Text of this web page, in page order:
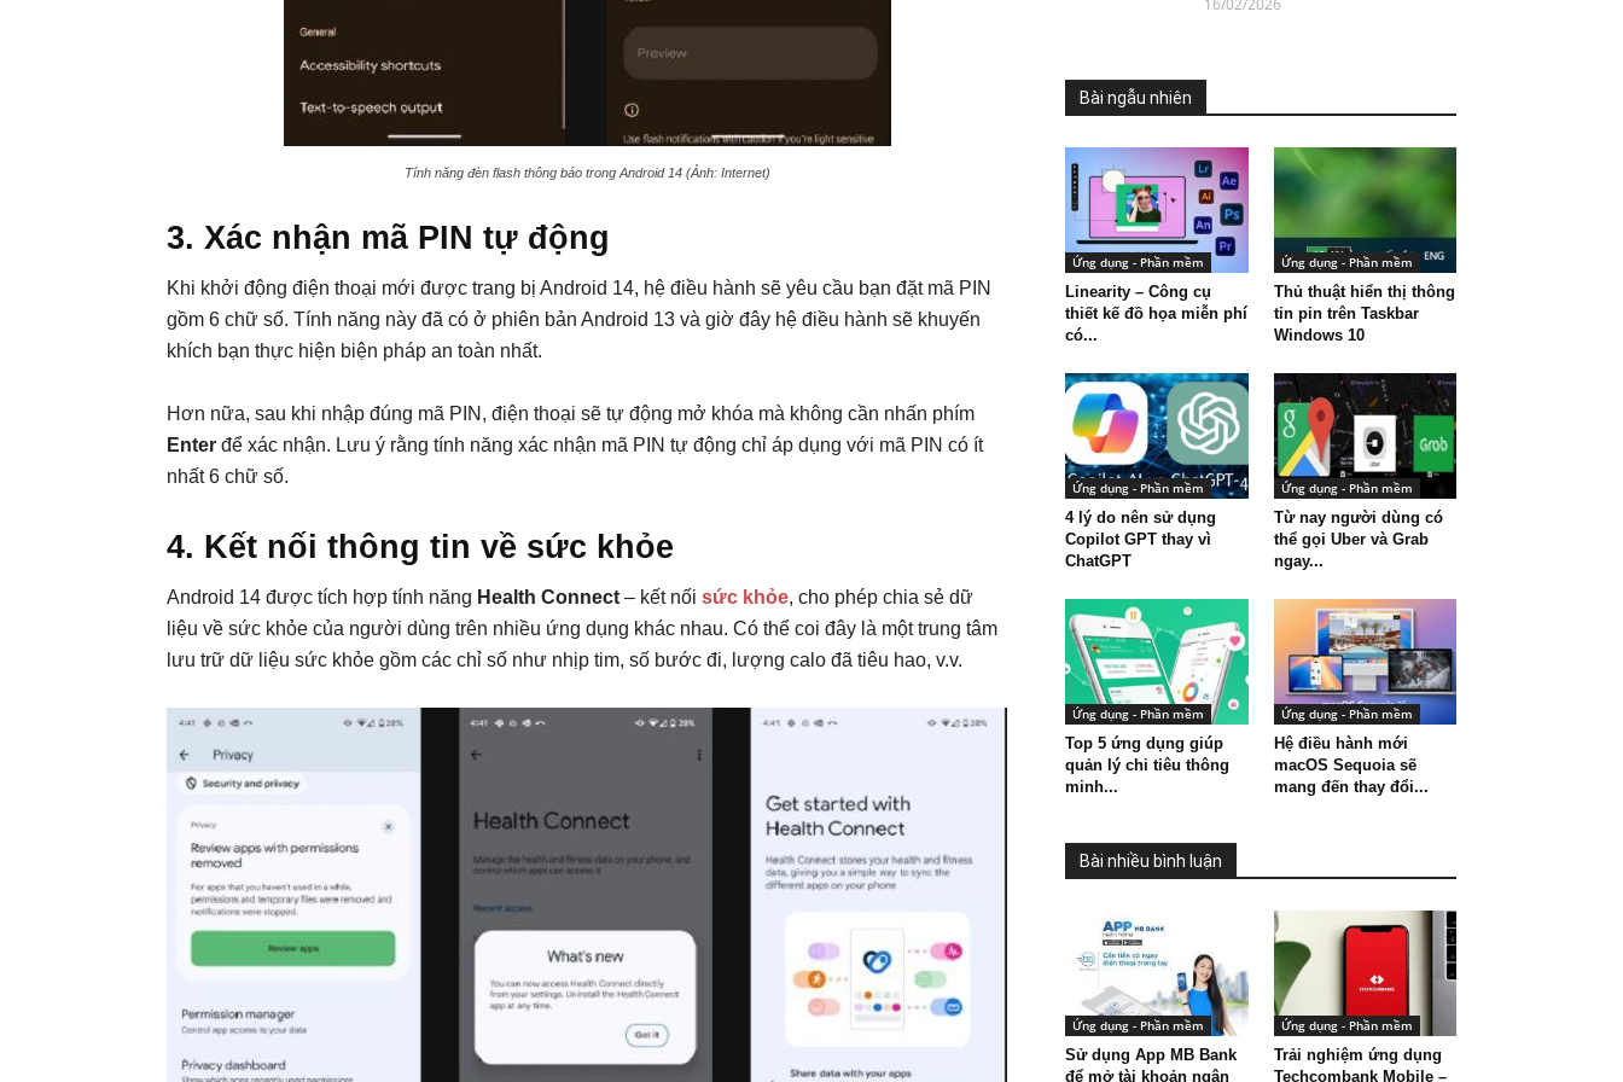
Tính năng đèn flash thông báo trong Android 14 (Ảnh: Internet)
3. Xác nhận mã PIN tự động
Khi khởi động điện thoại mới được trang bị Android 14, hệ điều hành sẽ yêu cầu bạn đặt mã PIN
gồm 6 chữ số. Tính năng này đã có ở phiên bản Android 13 và giờ đây hệ điều hành sẽ khuyến
khích bạn thực hiện biện pháp an toàn nhất.
Hơn nữa, sau khi nhập đúng mã PIN, điện thoại sẽ tự động mở khóa mà không cần nhấn phím
Enter để xác nhận. Lưu ý rằng tính năng xác nhận mã PIN tự động chỉ áp dụng với mã PIN có ít
nhất 6 chữ số.
4. Kết nối thông tin về sức khỏe
Android 14 được tích hợp tính năng Health Connect – kết nối sức khỏe, cho phép chia sẻ dữ
liệu về sức khỏe của người dùng trên nhiều ứng dụng khác nhau. Có thể coi đây là một trung tâm
lưu trữ dữ liệu sức khỏe gồm các chỉ số như nhịp tim, số bước đi, lượng calo đã tiêu hao, v.v.
16/02/2026
Bài ngẫu nhiên
Ứng dụng - Phần mềm
Linearity – Công cụ
thiết kế đồ họa miễn phí
có...
Ứng dụng - Phần mềm
Thủ thuật hiển thị thông
tin pin trên Taskbar
Windows 10
Ứng dụng - Phần mềm
4 lý do nên sử dụng
Copilot GPT thay vì
ChatGPT
Ứng dụng - Phần mềm
Từ nay người dùng có
thể gọi Uber và Grab
ngay...
Ứng dụng - Phần mềm
Top 5 ứng dụng giúp
quản lý chi tiêu thông
minh...
Ứng dụng - Phần mềm
Hệ điều hành mới
macOS Sequoia sẽ
mang đến thay đổi...
Bài nhiều bình luận
Ứng dụng - Phần mềm
Sử dụng App MB Bank
để mở tài khoản ngân
Ứng dụng - Phần mềm
Trải nghiệm ứng dụng
Techcombank Mobile –